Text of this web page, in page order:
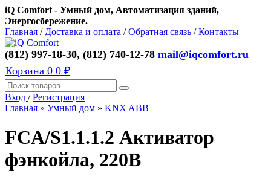
iQ Comfort - Умный дом, Автоматизация зданий,
Энергосбережение.
Главная / Доставка и оплата /Обратная связь /Контакты
(812) 997-18-30, (812) 740-12-78 mail@iqcomfort.ru
Корзина 0 0 ₽
Вход /Регистрация
Главная » Умный дом » KNX ABB
FCA/S1.1.1.2 Активатор
фэнкойла, 220В